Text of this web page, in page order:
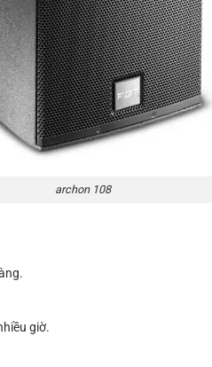
archon 108
giờ.